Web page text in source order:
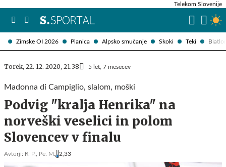
Zimske OI 2026 Planica Alpsko smučanje Skoki Teki
Telekom Slovenije
Torek, 22. 12. 2020, 21.38 5 let, 7 mesecev
Madonna di Campiglio, slalom, moški
Podvig "kralja Henrika" na
norveški veselici in polom
Slovencev v finalu
Avtorji: R. P., Pe. M. 2,33